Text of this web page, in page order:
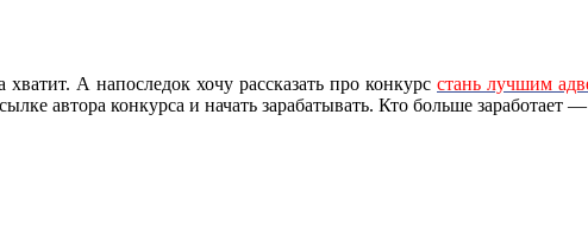
А напоследок хочу рассказать про конкурс стань лучшим
автора конкурса и начать зарабатывать. Кто больше заработает